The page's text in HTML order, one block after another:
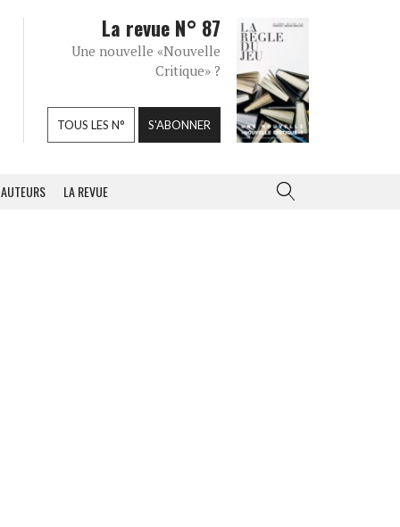
La revue N° 87
Une nouvelle «Nouvelle
Critique» ?
TOUS LES N° S'ABONNER
AUTEURS LA REVUE